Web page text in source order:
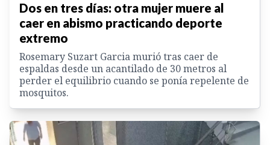
Dos en tres días: otra mujer muere al
caer en abismo practicando deporte
extremo
Rosemary Suzart Garcia murió tras caer de
espaldas desde un acantilado de 30 metros al
perder el equilibrio cuando se ponía repelente de
mosquitos.